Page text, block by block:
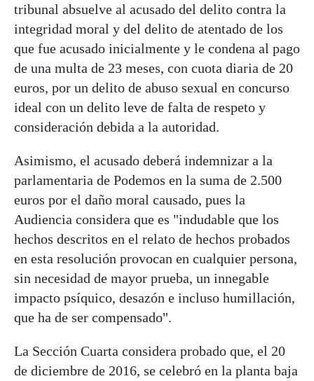
tribunal absuelve al acusado del delito contra la
integridad moral y del delito de atentado de los
que fue acusado inicialmente y le condena al pago
de una multa de 23 meses, con cuota diaria de 20
euros, por un delito de abuso sexual en concurso
ideal con un delito leve de falta de respeto y
consideración debida a la autoridad.
Asimismo, el acusado deberá indemnizar a la
parlamentaria de Podemos en la suma de 2.500
euros por el daño moral causado, pues la
Audiencia considera que es "indudable que los
hechos descritos en el relato de hechos probados
en esta resolución provocan en cualquier persona,
sin necesidad de mayor prueba, un innegable
impacto psíquico, desazón e incluso humillación,
que ha de ser compensado".
La Sección Cuarta considera probado que, el 20
de diciembre de 2016, se celebró en la planta baja